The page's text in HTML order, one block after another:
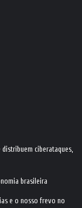
ciberataques,
brasileira
e o nosso frevo no